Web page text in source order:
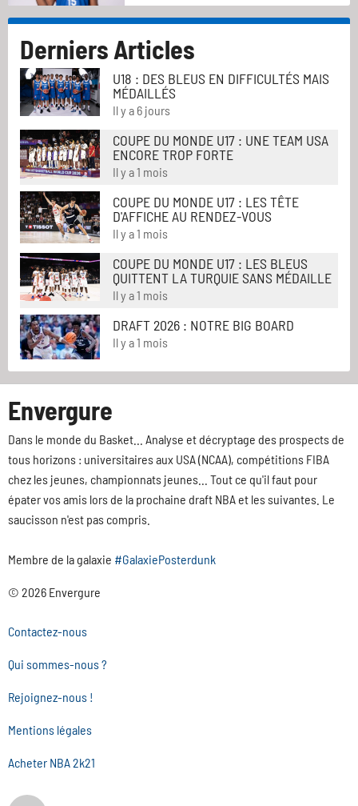
Derniers Articles
U18 : DES BLEUS EN DIFFICULTÉS MAIS
MÉDAILLÉS
Il y a 6 jours
COUPE DU MONDE U17 : UNE TEAM USA
ENCORE TROP FORTE
Il y a 1 mois
COUPE DU MONDE U17 : LES TÊTE
D'AFFICHE AU RENDEZ-VOUS
Il y a 1 mois
COUPE DU MONDE U17 : LES BLEUS
QUITTENT LA TURQUIE SANS MÉDAILLE
Il y a 1 mois
DRAFT 2026 : NOTRE BIG BOARD
Il y a 1 mois
Envergure
Dans le monde du Basket... Analyse et décryptage des prospects de
tous horizons : universitaires aux USA (NCAA), compétitions FIBA
chez les jeunes, championnats jeunes... Tout ce qu'il faut pour
épater vos amis lors de la prochaine draft NBA et les suivantes. Le
saucisson n'est pas compris.
Membre de la galaxie #GalaxiePosterdunk
© 2026 Envergure
Contactez-nous
Qui sommes-nous ?
Rejoignez-nous !
Mentions légales
Acheter NBA 2k21